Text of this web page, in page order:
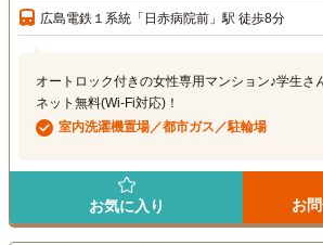
広島電鉄１系統「日赤病院前」駅 徒歩8分
オートロック付きの女性専用マンション♪学生さ
ネット無料(Wi-Fi対応)！
室内洗濯機置場／都市ガス／駐輪場
お気に入り お